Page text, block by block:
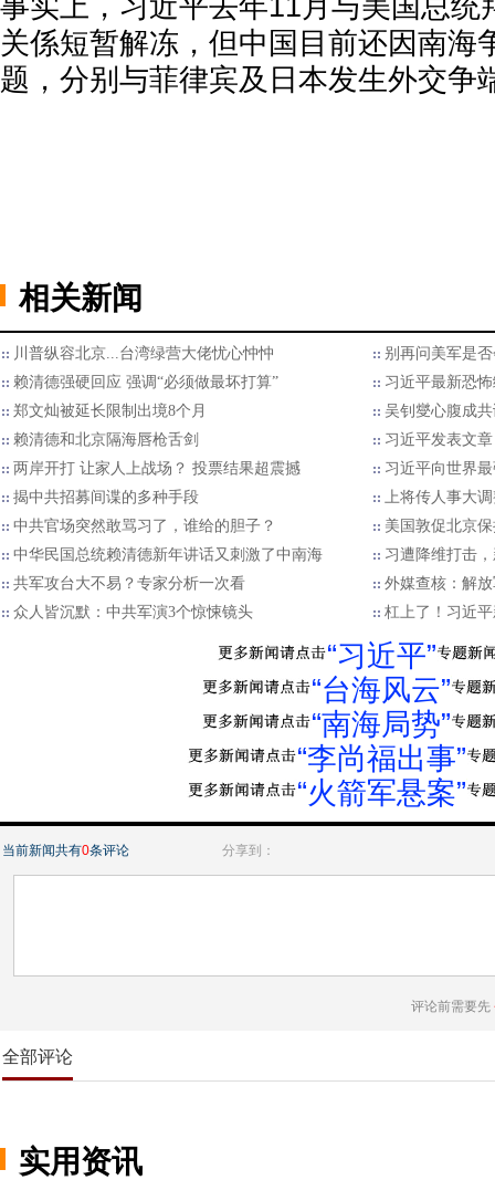
事实上，习近平去年11月与美国总统
关係短暂解冻，但中国目前还因南海
题，分别与菲律宾及日本发生外交争
相关新闻
川普纵容北京...台湾绿营大佬忧心忡忡
别再问美军是
赖清德强硬回应 强调“必须做最坏打算”
习近平最新恐
郑文灿被延长限制出境8个月
吴钊燮心腹成
赖清德和北京隔海唇枪舌剑
习近平发表文章
两岸开打 让家人上战场？ 投票结果超震撼
习近平向世界
揭中共招募间谍的多种手段
上将传人事大
中共官场突然敢骂习了，谁给的胆子？
美国敦促北京
中华民国总统赖清德新年讲话又刺激了中南海
习遭降维打击
​共军攻台大不易？专家分析一次看
外媒查核：解
众人皆沉默：中共军演3个惊悚镜头
杠上了！习近
“习近平”
“台海风云”
“南海局势”
“李尚福出事”
“火箭军悬案”
当前新闻共有0条评论 分享到：
评论前需要先
全部评论
实用资讯